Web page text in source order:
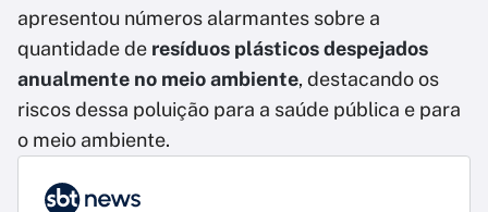
apresentou números alarmantes sobre a
quantidade de resíduos plásticos despejados
anualmente no meio ambiente, destacando os
riscos dessa poluição para a saúde pública e para
o meio ambiente.